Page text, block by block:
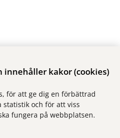
innehåller kakor (cookies)
för att ge dig en förbättrad
statistik och för att viss
fungera på webbplatsen.
för epidemiologi och